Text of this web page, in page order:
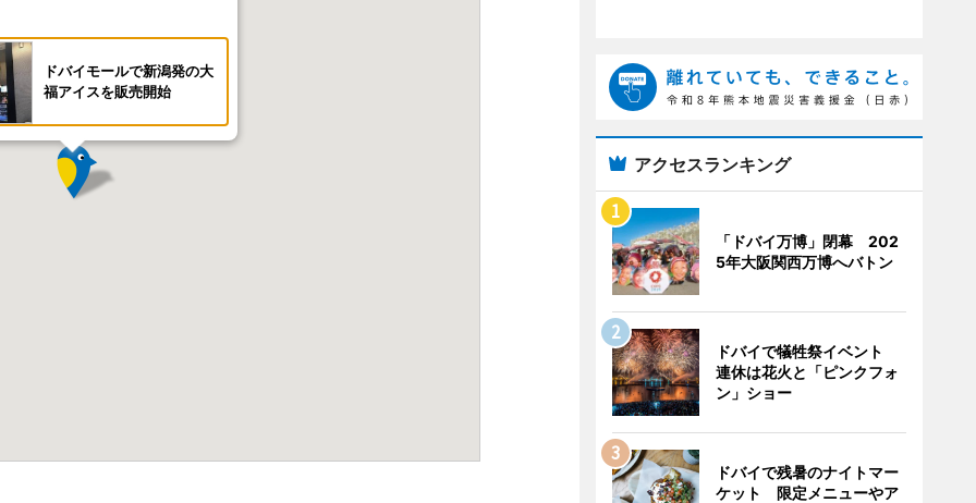
ドバイモールで新潟発の大
福アイスを販売開始
アクセスランキング
「ドバイ万博」閉幕 202
5年大阪関西万博へバトン
ドバイで犠牲祭イベント
連休は花火と「ピンクフォ
ン」ショー
ドバイで残暑のナイトマー
ケット 限定メニューやア